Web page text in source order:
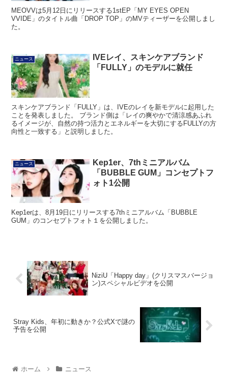
MEOVVは5月12日にリリースする1stEP「MY EYES OPEN
VVIDE」のタイトル曲「DROP TOP」のMVティーザーを公開しまし
た。
ニュース
IVEレイ、スキンケアブランド
「FULLY」のモデルに就任
スキンケアブランド「FULLY」は、IVEのレイを新モデルに起用した
ことを発表しました。 ブランド側は「レイの爽やかで清涼感あふれ
るイメージが、自然の持つ活力とエネルギーを大切にするFULLYの方
向性と一致する」と説明しました。
ニュース
Kep1er、7thミニアルバム
「BUBBLE GUM」コンセプトフ
ォト1公開
Kep1erは、8月19日にリリースする7thミニアルバム「BUBBLE
GUM」のコンセプトフォト１を公開しました。
NiziU「Happy day」(クリスマスバージョ
ン)スペシャルビデオを公開
Stray Kids、年初に動きか？公式Xで謎の
予告を公開
ホーム ニュース